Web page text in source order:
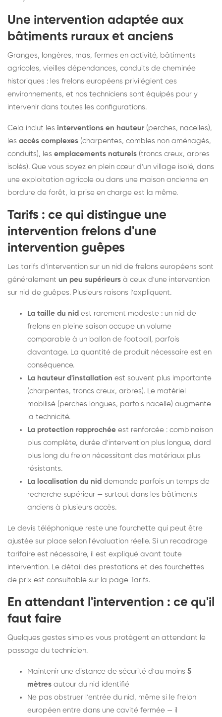
Une intervention adaptée aux
bâtiments ruraux et anciens
Granges, longères, mas, fermes en activité, bâtiments
agricoles, vieilles dépendances, conduits de cheminée
historiques : les frelons européens privilégient ces
environnements, et nos techniciens sont équipés pour y
intervenir dans toutes les configurations.
Cela inclut les interventions en hauteur (perches, nacelles),
les accès complexes (charpentes, combles non aménagés,
conduits), les emplacements naturels (troncs creux, arbres
isolés). Que vous soyez en plein cœur d'un village isolé, dans
une exploitation agricole ou dans une maison ancienne en
bordure de forêt, la prise en charge est la même.
Tarifs : ce qui distingue une
intervention frelons d'une
intervention guêpes
Les tarifs d'intervention sur un nid de frelons européens sont
généralement un peu supérieurs à ceux d'une intervention
sur nid de guêpes. Plusieurs raisons l'expliquent.
La taille du nid est rarement modeste : un nid de
frelons en pleine saison occupe un volume
comparable à un ballon de football, parfois
davantage. La quantité de produit nécessaire est en
conséquence.
La hauteur d'installation est souvent plus importante
(charpentes, troncs creux, arbres). Le matériel
mobilisé (perches longues, parfois nacelle) augmente
la technicité.
La protection rapprochée est renforcée : combinaison
plus complète, durée d'intervention plus longue, dard
plus long du frelon nécessitant des matériaux plus
résistants.
La localisation du nid demande parfois un temps de
recherche supérieur — surtout dans les bâtiments
anciens à plusieurs accès.
Le devis téléphonique reste une fourchette qui peut être
ajustée sur place selon l'évaluation réelle. Si un recadrage
tarifaire est nécessaire, il est expliqué avant toute
intervention. Le détail des prestations et des fourchettes
de prix est consultable sur la page Tarifs.
En attendant l'intervention : ce qu'il
faut faire
Quelques gestes simples vous protègent en attendant le
passage du technicien.
Maintenir une distance de sécurité d'au moins 5
mètres autour du nid identifié
Ne pas obstruer l'entrée du nid, même si le frelon
européen entre dans une cavité fermée — il